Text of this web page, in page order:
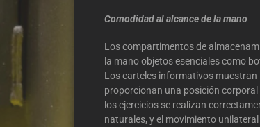
Comodidad al alcance de la mano
Los compartimentos de
la mano objetos esenciales como
Los carteles informativos muestran
proporcionan una posición
los ejercicios se realizan
naturales, y el movimiento